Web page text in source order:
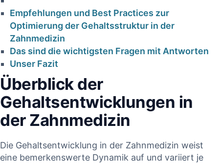
für
Zahnärzte
19. Januar 2026
Empfehlungen⁢ und Best Practices zur
Optimierung der Gehaltsstruktur in der
‌Zahnmedizin
Das sind‌ die‍ wichtigsten Fragen mit⁤ Antworten
Unser Fazit
Überblick der
Gehaltsentwicklungen in
der Zahnmedizin
Die ⁣Gehaltsentwicklung in der Zahnmedizin weist
eine⁤ bemerkenswerte Dynamik auf⁢ und variiert je